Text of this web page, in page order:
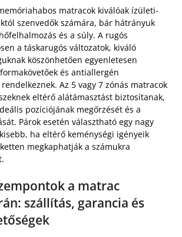
matracok kiválóak ízületi-
szenvedők számára, bár hátrányuk
és a súly. A rugós
a táskarugós változatok, kiváló
köszönhetően egyenletesen
és antiallergén
Az 5 vagy 7 zónás matracok
eltérő alátámasztást biztosítanak,
pozíciójának megőrzését és a
Párok esetén választható egy nagy
ha eltérő keménységi igényeik
megkaphatják a számukra
a matrac
szállítás, garancia és